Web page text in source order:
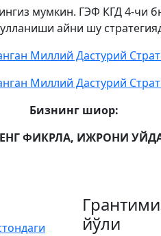
мумкин. ГЭФ КГД 4-чи
айни шу
Миллий Дастурий
Миллий Дастурий
Бизнинг шиор:
ФИКРЛА, ИЖРОНИ
йўли